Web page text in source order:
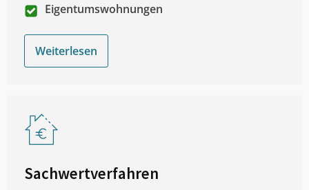
Eigentumswohnungen
Weiterlesen
Sachwertverfahren